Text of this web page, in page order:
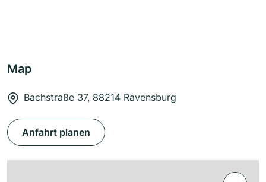
Map
Bachstraße 37, 88214 Ravensburg
Anfahrt planen